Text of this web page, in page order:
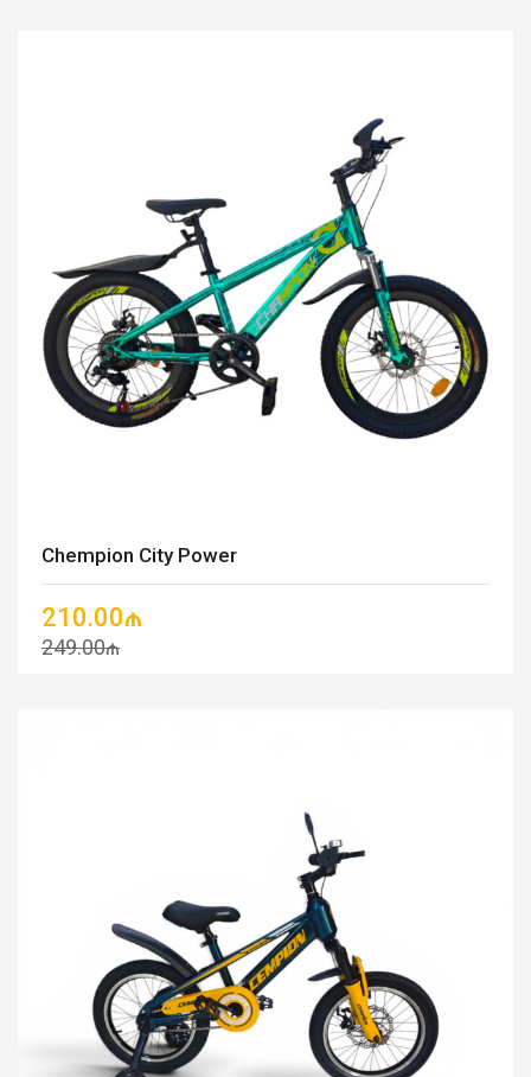
Chempion City Power
210.00₼
249.00₼